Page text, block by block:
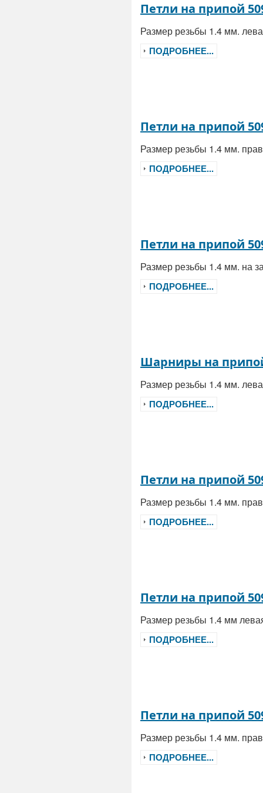
Петли на припой
Размер резьбы 1.4 мм.
ПОДРОБНЕЕ...
Петли на припой
Размер резьбы 1.4 мм.
ПОДРОБНЕЕ...
Петли на припой
Размер резьбы 1.4 мм. на
ПОДРОБНЕЕ...
Шарниры на
Размер резьбы 1.4 мм.
ПОДРОБНЕЕ...
Петли на припой
Размер резьбы 1.4 мм.
ПОДРОБНЕЕ...
Петли на припой
Размер резьбы 1.4 мм
ПОДРОБНЕЕ...
Петли на припой
Размер резьбы 1.4 мм.
ПОДРОБНЕЕ...